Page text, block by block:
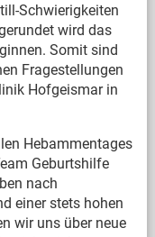
Schwierigkeiten
wird das
Somit sind
Fragestellungen
Hofgeismar in
Hebammentages
Geburtshilfe
nach
einer stets hohen
wir uns über neue